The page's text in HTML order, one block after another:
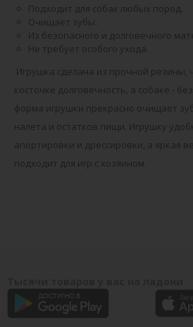
Подходит для собак любых пород.
Очищает зубы.
Из безопасного и долговечного
Не требует особого ухода.
Игрушка сделана из прочной резины,
косточке долговечность, а собаке -
форма игрушки прекрасно очищает
налета и остатков пищи. Игрушку
апортировки и дрессировки, а яркая
подходит для игр с хозяином.